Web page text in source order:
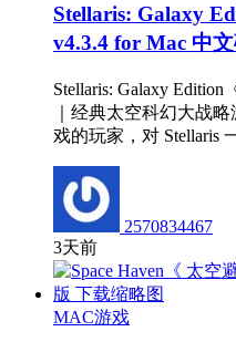
Stellaris: Galaxy
v4.3.4 for Mac 中
Stellaris: Galaxy
｜经典太空科幻大战
戏的玩家，对 Stellaris
2570834467
3天前
MAC游戏